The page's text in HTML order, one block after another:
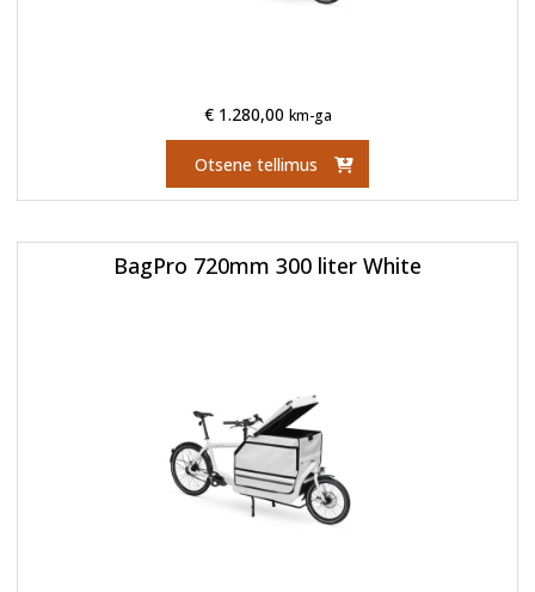
€ 1.280,00 km-ga
Otsene tellimus
BagPro 720mm 300 liter White